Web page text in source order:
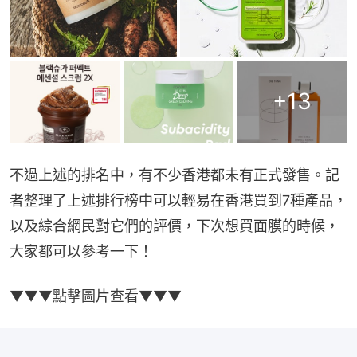
+13
不過上述的排名中，有不少香港都未有正式發售。記
者整理了上述排行榜中可以輕易在香港買到7種產品，
以及綜合網民對它們的評價，下次想買面膜的時候，
大家都可以參考一下！
▼▼▼點擊圖片查看▼▼▼